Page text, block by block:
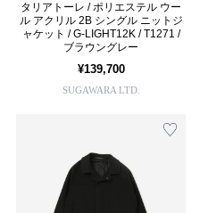
タリアトーレ / ポリエステル ウー
ル アクリル 2B シングル ニットジ
ャケット / G-LIGHT12K / T1271 /
ブラウングレー
¥139,700
SUGAWARA LTD.